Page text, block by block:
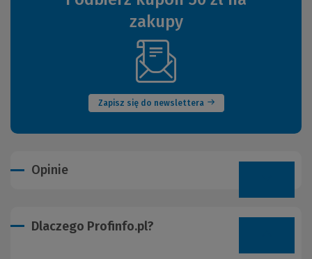
zakupy
Zapisz się do newslettera
(Nowe
okno)
Opinie
Dlaczego Profinfo.pl?